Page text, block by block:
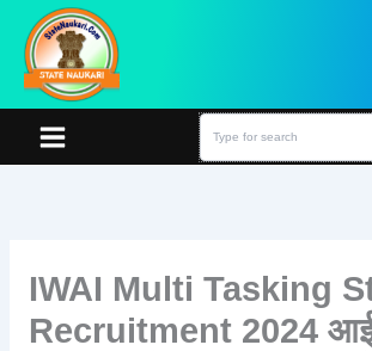
content
h
IWAI Multi Tasking
Recruitment 2024